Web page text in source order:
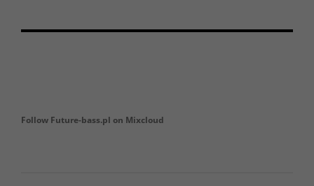
Follow Future-bass.pl on Mixcloud